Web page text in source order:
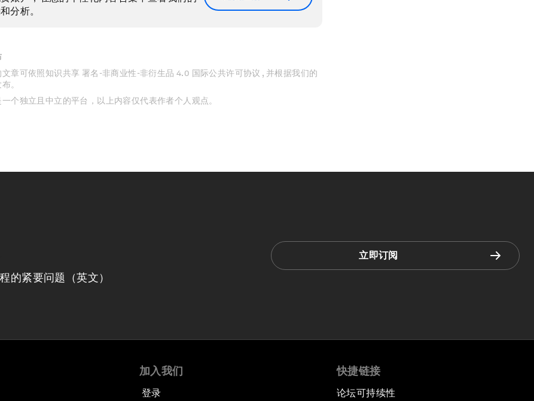
分析。
章可依照知识共享 署名-非商业性-非衍生品 4.0 国际公共许可协议 , 并根据我们的
。
个独立且中立的平台，以上内容仅代表作者个人观点。
的紧要问题（英文）
立即订阅
加入我们
登录
快捷链接
论坛可持续性